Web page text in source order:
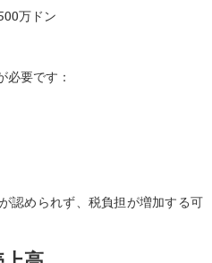
万ドン
必要です：
認められず、税負担が増加する可